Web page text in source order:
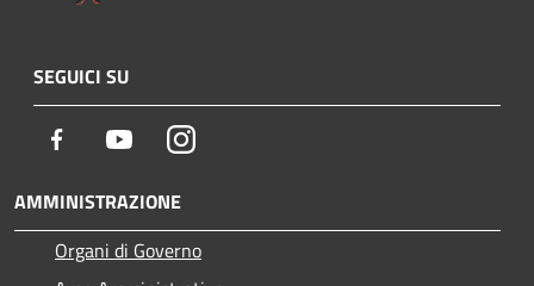
SEGUICI SU
Facebook YoutubeInstagram
AMMINISTRAZIONE
Organi di Governo